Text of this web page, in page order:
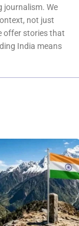
journalism. We
not just
offer stories that
India means